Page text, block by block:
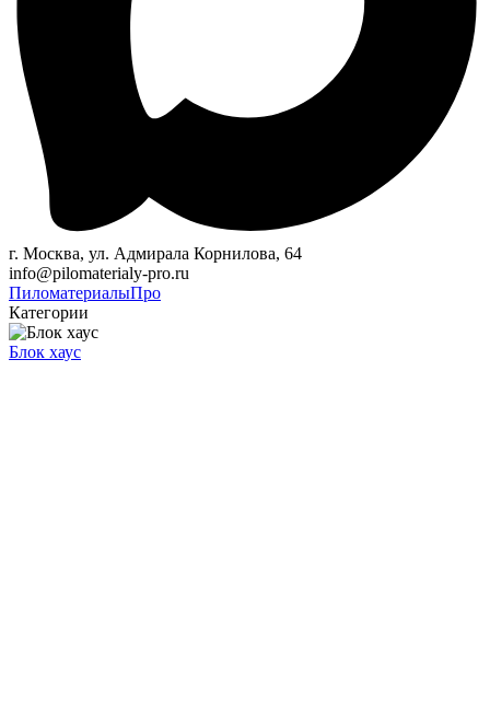
г. Москва, ул. Адмирала Корнилова, 64
info@pilomaterialy-pro.ru
ПиломатериалыПро
Категории
Блок хаус